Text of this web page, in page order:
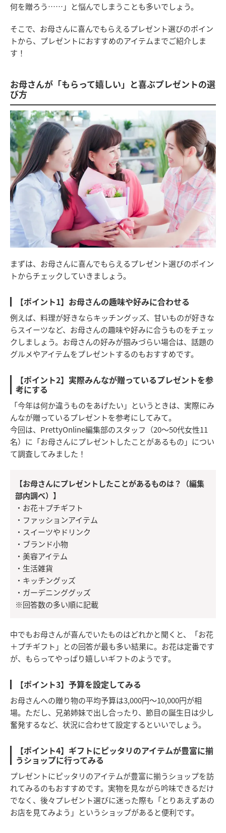
何を贈ろう……」と悩んでしまうことも多いでしょう。
そこで、お母さんに喜んでもらえるプレゼント選びのポイン
トから、プレゼントにおすすめのアイテムまでご紹介しま
す！
お母さんが「もらって嬉しい」と喜ぶプレゼントの選
び方
まずは、お母さんに喜んでもらえるプレゼント選びのポイン
トからチェックしていきましょう。
【ポイント1】お母さんの趣味や好みに合わせる
例えば、料理が好きならキッチングッズ、甘いものが好きな
らスイーツなど、お母さんの趣味や好みに合うものをチェッ
クしましょう。お母さんの好みが掴みづらい場合は、話題の
グルメやアイテムをプレゼントするのもおすすめです。
【ポイント2】実際みんなが贈っているプレゼントを参
考にする
「今年は何か違うものをあげたい」というときは、実際にみ
んなが贈っているプレゼントを参考にしてみて。
今回は、PrettyOnline編集部のスタッフ（20〜50代女性11
名）に「お母さんにプレゼントしたことがあるもの」につい
て調査してみました！
【お母さんにプレゼントしたことがあるものは？（編集
部内調べ）】
・お花＋プチギフト
・ファッションアイテム
・スイーツやドリンク
・ブランド小物
・美容アイテム
・生活雑貨
・キッチングッズ
・ガーデニンググッズ
※回答数の多い順に記載
中でもお母さんが喜んでいたものはどれかと聞くと、「お花
＋プチギフト」との回答が最も多い結果に。お花は定番です
が、もらってやっぱり嬉しいギフトのようです。
【ポイント3】予算を設定してみる
お母さんへの贈り物の平均予算は3,000円〜10,000円が相
場。ただし、兄弟姉妹で出し合ったり、節目の誕生日は少し
奮発するなど、状況に合わせて設定するといいでしょう。
【ポイント4】ギフトにピッタリのアイテムが豊富に揃
うショップに行ってみる
プレゼントにピッタリのアイテムが豊富に揃うショップを訪
れてみるのもおすすめです。実物を見ながら吟味できるだけ
でなく、後々プレゼント選びに迷った際も「とりあえずあの
お店を見てみよう」というショップがあると便利です。